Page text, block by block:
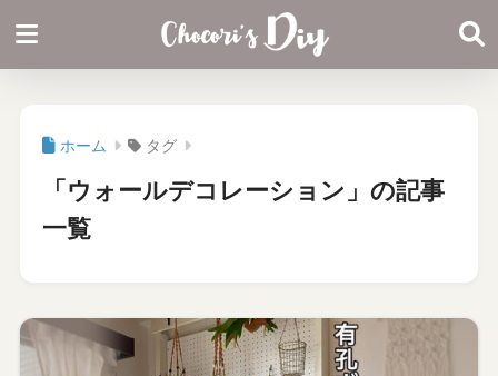
ホーム タグ
「ウォールデコレーション」の記事
一覧